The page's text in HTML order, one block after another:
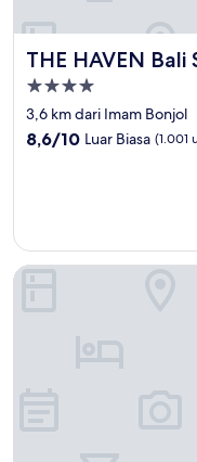
THE HAVEN Bali
THE HAVEN Bali
Properti
bintang
4.0
3,6 km dari Imam Bonjol
8.6
ulasan)
8,6/10 Luar Biasa (1.001
The Meru Sanur